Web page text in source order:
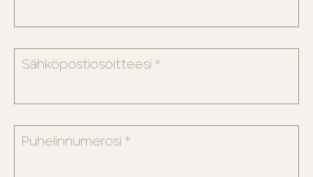
Sähköpostiosoitteesi *
Puhelinnumerosi *